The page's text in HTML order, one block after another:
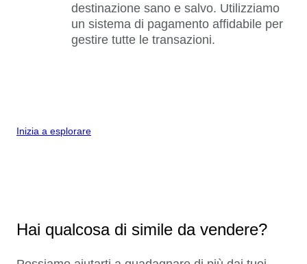
destinazione sano e salvo. Utilizziamo
un sistema di pagamento affidabile per
gestire tutte le transazioni.
Inizia a esplorare
Hai qualcosa di simile da vendere?